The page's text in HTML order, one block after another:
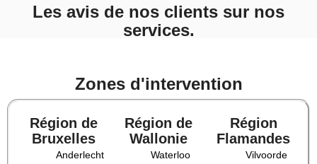
Les avis de nos clients sur nos
services.
Zones d'intervention
Région de
Bruxelles
Anderlecht
Région de
Wallonie
Waterloo
Région
Flamandes
Vilvoorde